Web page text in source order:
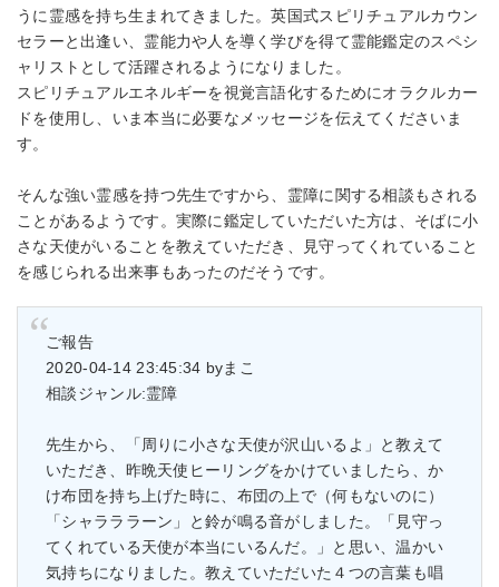
うに霊感を持ち生まれてきました。英国式スピリチュアルカウン
セラーと出逢い、霊能力や人を導く学びを得て霊能鑑定のスペシ
ャリストとして活躍されるようになりました。
スピリチュアルエネルギーを視覚言語化するためにオラクルカー
ドを使用し、いま本当に必要なメッセージを伝えてくださいま
す。
そんな強い霊感を持つ先生ですから、霊障に関する相談もされる
ことがあるようです。実際に鑑定していただいた方は、そばに小
さな天使がいることを教えていただき、見守ってくれていること
を感じられる出来事もあったのだそうです。
ご報告
2020-04-14 23:45:34 byまこ
相談ジャンル:霊障
先生から、「周りに小さな天使が沢山いるよ」と教えて
いただき、昨晩天使ヒーリングをかけていましたら、か
け布団を持ち上げた時に、布団の上で（何もないのに）
「シャラララーン」と鈴が鳴る音がしました。「見守っ
てくれている天使が本当にいるんだ。」と思い、温かい
気持ちになりました。教えていただいた４つの言葉も唱